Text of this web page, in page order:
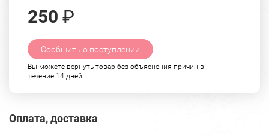
250 ₽
Сообщить о поступлении
Вы можете вернуть товар без объяснения причин в
течение 14 дней
Оплата, доставка